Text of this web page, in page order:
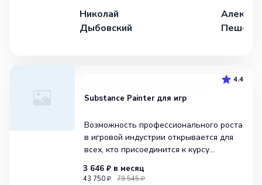
Николай
Дыбовский
Алексей
4.4
Substance Painter для игр
Возможность профессионального роста
в игровой индустрии открывается для
всех, кто присоединится к курсу
Skillbox. Этот курс предлагает
3 646 ₽ в месяц
43 750 ₽ 79 545 ₽